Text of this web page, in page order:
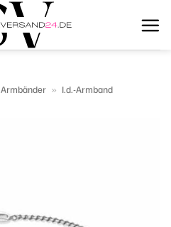
Armbänder » I.d.-Armband